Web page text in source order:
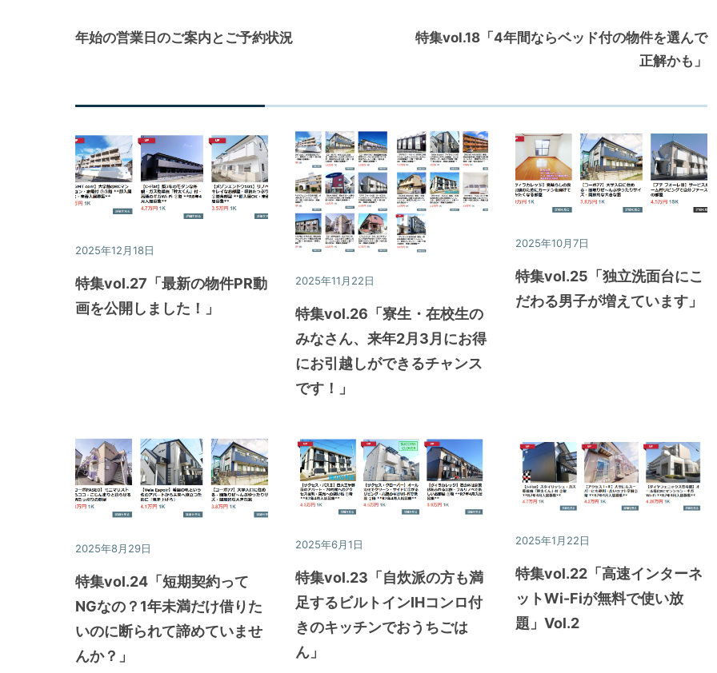
ー
シ
ン
年始の営業日のご案内とご予約状況
特集vol.18「4年間ならベッド付の物件を選んで
正解かも」
2025年12月18日
特集vol.27「最新の物件PR動
画を公開しました！」
2025年11月22日
特集vol.26「寮生・在校生の
みなさん、来年2月3月にお得
にお引越しができるチャンス
です！」
2025年10月7日
特集vol.25「独立洗面台にこ
だわる男子が増えています」
2025年8月29日
特集vol.24「短期契約って
NGなの？1年未満だけ借りた
いのに断られて諦めていませ
んか？」
2025年6月1日
特集vol.23「自炊派の方も満
足するビルトインIHコンロ付
きのキッチンでおうちごは
ん」
2025年1月22日
特集vol.22「高速インターネ
ットWi-Fiが無料で使い放
題」Vol.2